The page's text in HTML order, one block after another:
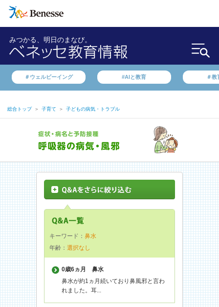
みつかる、明日のまなび。
＃ウェルビーイング #AIと教育 ＃教
総合トップ ＞ 子育て ＞ 子どもの病気・トラブル
キーワード： 鼻水
年齢： 選択なし
0歳6ヵ月
鼻水
鼻水が約1ヵ月続いており鼻風邪と言わ
れました。耳...